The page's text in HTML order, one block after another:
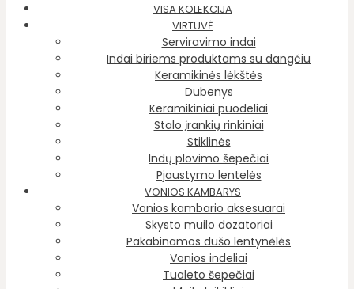
VISA KOLEKCIJA
VIRTUVĖ
Serviravimo indai
Indai biriems produktams su dangčiu
Keramikinės lėkštės
Dubenys
Keramikiniai puodeliai
Stalo įrankių rinkiniai
Stiklinės
Indų plovimo šepečiai
Pjaustymo lentelės
VONIOS KAMBARYS
Vonios kambario aksesuarai
Skysto muilo dozatoriai
Pakabinamos dušo lentynėlės
Vonios indeliai
Tualeto šepečiai